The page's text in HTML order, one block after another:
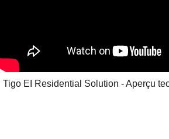
Tigo EI Residential Solution - Aperçu